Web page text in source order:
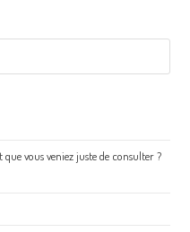
vous veniez juste de consulter ?